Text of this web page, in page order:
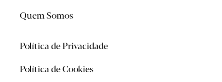
Quem Somos
Política de Privacidade
Política de Cookies